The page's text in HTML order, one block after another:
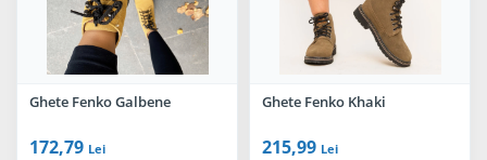
Ghete Fenko Galbene
172,79 Lei
Ghete Fenko Khaki
215,99 Lei